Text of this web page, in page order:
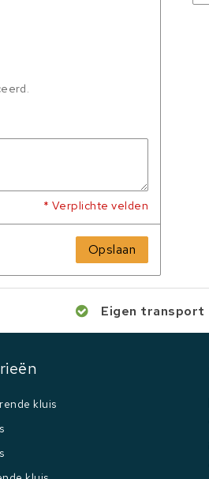
* Verplichte velden
Opslaan
Eigen transport
kluis